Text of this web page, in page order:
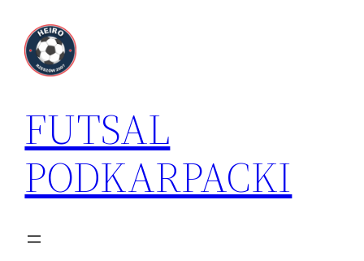
treści
FUTSAL
PODKARPACKI